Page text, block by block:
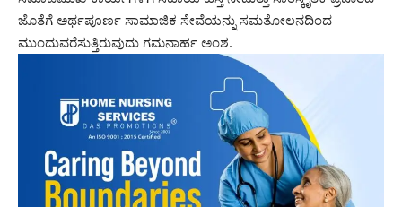
ಜೊತೆಗೆ ಅರ್ಥಪೂರ್ಣ ಸಾಮಾಜಿಕ ಸೇವೆಯನ್ನು ಸಮತೋಲನದಿಂದ
ಮುಂದುವರೆಸುತ್ತಿರುವುದು ಗಮನಾರ್ಹ ಅಂಶ.